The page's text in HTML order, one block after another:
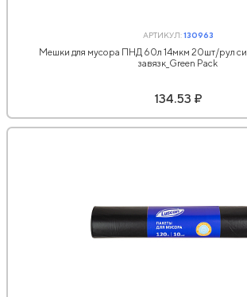
АРТИКУЛ:130963
Мешки для мусора ПНД 60л 14мкм 20шт/рул
завязк_Green Pack
134.53 ₽